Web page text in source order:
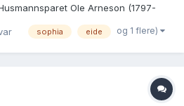
Ole Arneson (1797-
fekk fire born i lag. Yngste dotteri
sophia eide og 1 flere)